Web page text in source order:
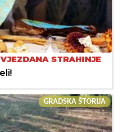
STRAHINJE
GRADSKA ŠTORIJA